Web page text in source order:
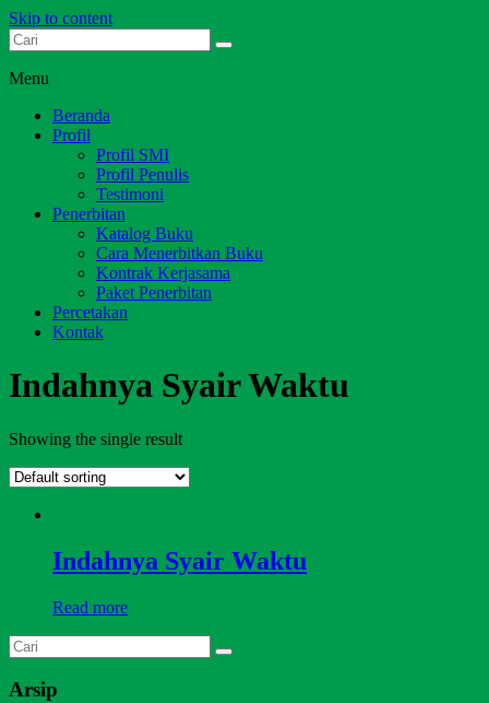
Skip to content
Dari Jambi untuk Indonesia
Menu
Beranda
Profil
Profil SMI
Profil Penulis
Testimoni
Penerbitan
Katalog Buku
Cara Menerbitkan Buku
Kontrak Kerjasama
Paket Penerbitan
Percetakan
Kontak
Indahnya Syair Waktu
Showing the single result
Indahnya Syair Waktu
Read more
Arsip